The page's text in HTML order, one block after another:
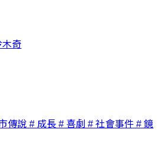
木奇
傳說 # 成長 # 喜劇 # 社會事件 # 鏡